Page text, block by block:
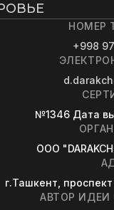
НОМЕР
+998
№1346 Дата
OOO
г.Ташкент,
АВТОР ИДЕИ